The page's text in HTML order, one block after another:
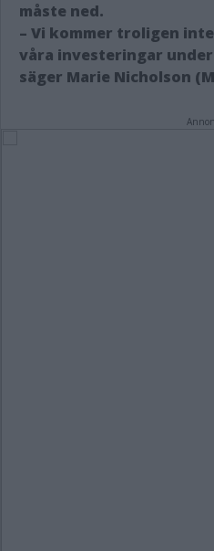
måste ned.
– Vi kommer troligen
våra investeringar
säger Marie Nicholson